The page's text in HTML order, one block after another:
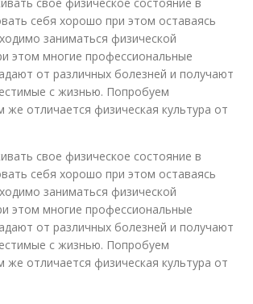
себя хорошо при этом оставаясь
заниматься физической
этом многие профессиональные
от различных болезней и получают
с жизнью. Попробуем
же отличается физическая культура от
свое физическое состояние в
себя хорошо при этом оставаясь
заниматься физической
этом многие профессиональные
от различных болезней и получают
с жизнью. Попробуем
же отличается физическая культура от